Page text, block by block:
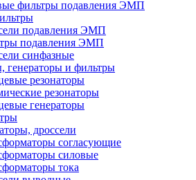
фильтры подавления ЭМП
подавления ЭМП
подавления ЭМП
синфазные
генераторы и фильтры
резонаторы
резонаторы
генераторы
дроссели
согласующие
силовые
тока